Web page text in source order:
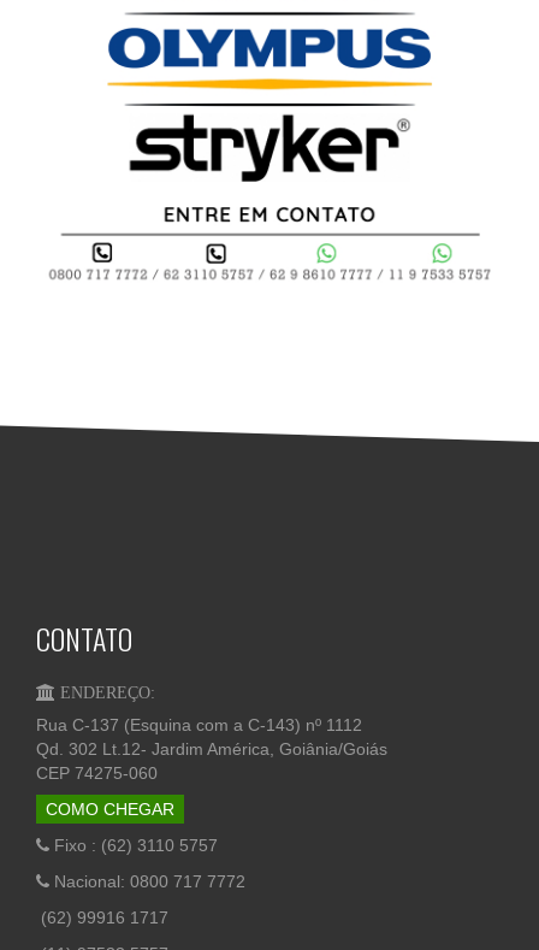
CONTATO
ENDEREÇO:
Rua C-137 (Esquina com a C-143) nº 1112
Qd. 302 Lt.12- Jardim América, Goiânia/Goiás
CEP 74275-060
COMO CHEGAR
Fixo : (62) 3110 5757
Nacional: 0800 717 7772
(62) 99916 1717